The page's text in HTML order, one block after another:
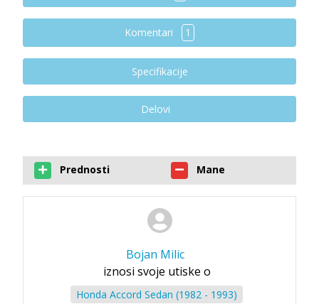
Komentari 1
Specifikacije
Delovi
Prednosti Mane
Bojan Milic
iznosi svoje utiske o
Honda Accord Sedan (1982 - 1993)